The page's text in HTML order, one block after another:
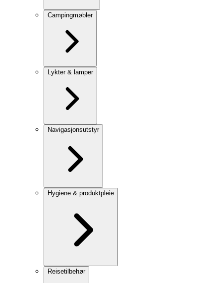
Campingmøbler
Lykter & lamper
Navigasjonsutstyr
Hygiene & produktpleie
Reisetilbehør